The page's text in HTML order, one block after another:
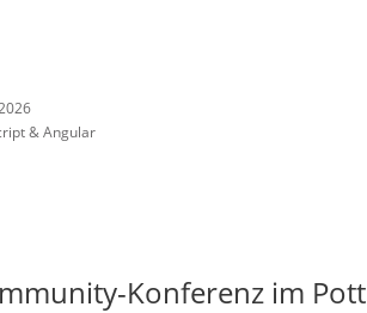
& Angular
Konferenz im Pott